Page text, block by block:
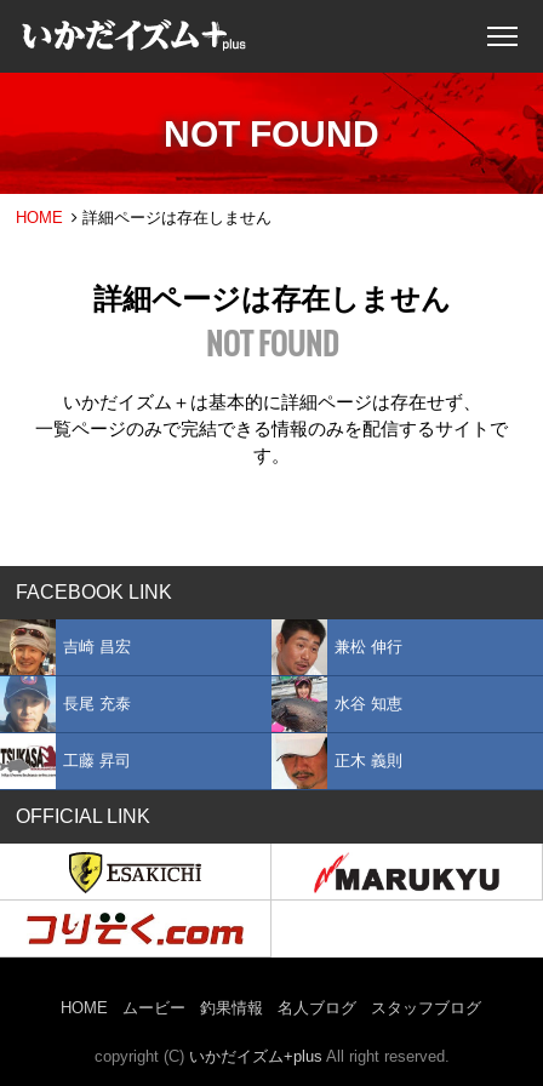
NOT FOUND
HOME 詳細ページは存在しません
詳細ページは存在しません
NOT FOUND
いかだイズム＋は基本的に詳細ページは存在せず、
一覧ページのみで完結できる情報のみを配信するサイトで
す。
FACEBOOK LINK
吉崎 昌宏 兼松 伸行
長尾 充泰 水谷 知恵
工藤 昇司 正木 義則
OFFICIAL LINK
HOME ムービー 釣果情報 名人ブログ スタッフブログ
copyright (C) いかだイズム+plus All right reserved.